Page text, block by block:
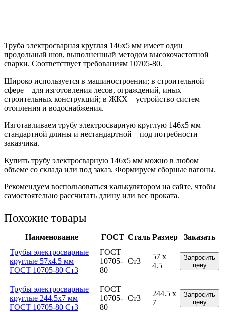
Труба электросварная круглая 146х5 мм имеет один
продольный шов, выполненный методом высокочастотной
сварки. Соответствует требованиям 10705-80.
Широко используется в машиностроении; в строительной
сфере – для изготовления лесов, ограждений, иных
строительных конструкций; в ЖКХ – устройство систем
отопления и водоснабжения.
Изготавливаем трубу электросварную круглую 146х5 мм
стандартной длины и нестандартной – под потребности
заказчика.
Купить трубу электросварную 146х5 мм можно в любом
объеме со склада или под заказ. Формируем сборные вагоны.
Рекомендуем воспользоваться калькулятором на сайте, чтобы
самостоятельно рассчитать длину или вес проката.
Похожие товары
Наименование ГОСТ Сталь Размер
Заказать
Трубы электросварные
круглые 57x4.5 мм
ГОСТ 10705-80 Ст3
ГОСТ
10705-
80
Ст3
57 x
4.5
Запросить
цену
Трубы электросварные
круглые 244.5x7 мм
ГОСТ 10705-80 Ст3
ГОСТ
10705-
80
Ст3
244.5 x
7
Запросить
цену